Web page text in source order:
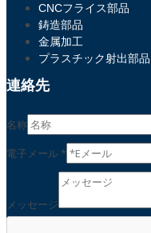
CNCフライス部品
鋳造部品
金属加工
プラスチック射出部品
連絡先
名称
電子メール*
E
メッセージ